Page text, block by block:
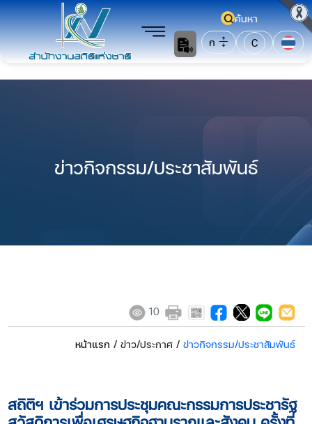
ค้นหา
ก
C
ข่าวกิจกรรม/ประชาสัมพันธ์
10
หน้าแรก / ข่าว/ประกาศ / ข่าวกิจกรรม/ประชาสัมพันธ์
สถิติฯ เข้าร่วมการประชุมคณะกรรมการประชารัฐ